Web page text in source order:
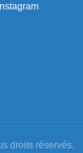
Instagram
droits réservés.